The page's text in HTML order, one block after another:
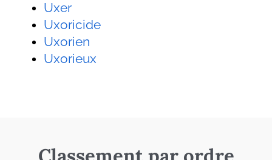
Uxer
Uxoricide
Uxorien
Uxorieux